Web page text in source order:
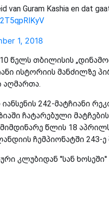
van Guram Kashia en dat
1, 2018
წელს თბილისის
ისტორიის მანძილზე
აღმართა.
242-მატჩიანი
ჩატარებული
წლის 18
ჩემპიონატში 243-ე
კლუბიდან ''სან ხოსეში''